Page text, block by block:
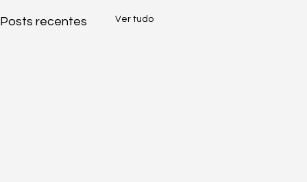
Posts recentes Ver tudo